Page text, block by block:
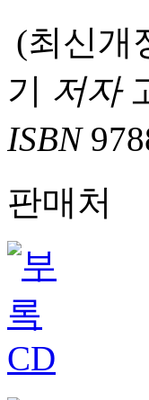
(최신개
기 저자
ISBN
판매처